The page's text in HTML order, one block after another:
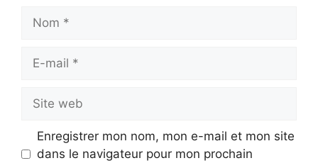
mail
web
Enregistrer mon nom, mon e-mail et mon site
dans le navigateur pour mon prochain